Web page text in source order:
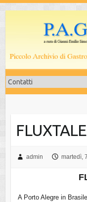
admin martedì,
A Porto Alegre in